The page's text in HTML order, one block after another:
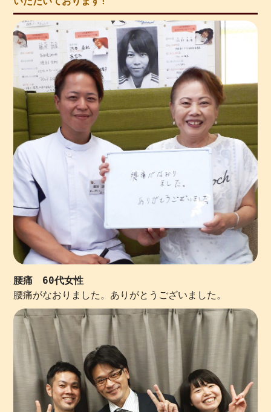
腰痛 60代女性
腰痛がなおりました。ありがとうございました。